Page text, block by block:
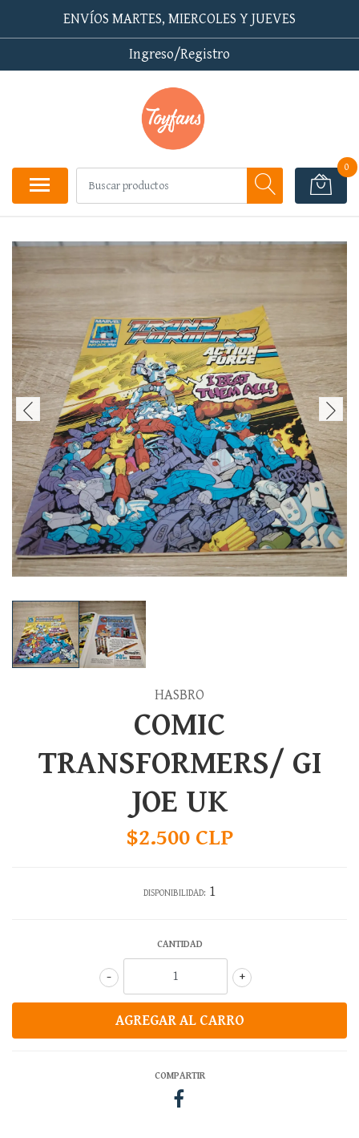
ENVÍOS MARTES, MIERCOLES Y JUEVES
Ingreso/Registro
0
HASBRO
COMIC
TRANSFORMERS/ GI
JOE UK
$2.500 CLP
DISPONIBILIDAD: 1
CANTIDAD
+
-
COMPARTIR